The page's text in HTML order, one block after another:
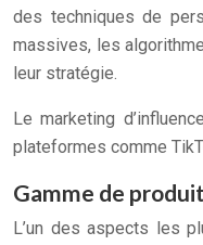
des techniques de
massives, les
leur stratégie.
Le marketing
plateformes comme
Gamme de
L’un des aspects les